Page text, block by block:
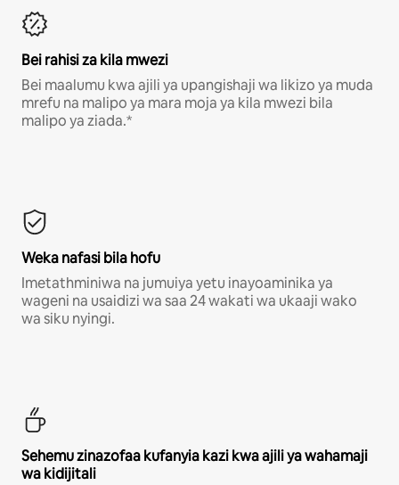
Bei rahisi za kila mwezi
Bei maalumu kwa ajili ya upangishaji wa likizo ya muda
mrefu na malipo ya mara moja ya kila mwezi bila
malipo ya ziada.*
Weka nafasi bila hofu
Imetathminiwa na jumuiya yetu inayoaminika ya
wageni na usaidizi wa saa 24 wakati wa ukaaji wako
wa siku nyingi.
Sehemu zinazofaa kufanyia kazi kwa ajili ya wahamaji
wa kidijitali